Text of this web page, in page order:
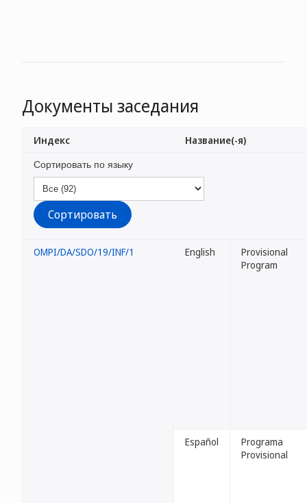
Документы заседания
Сортировать по языку
Индекс Название(-я)
OMPI/DA/SDO/19/INF/1 English
Provisional
Program
Español
Programa
Provisional